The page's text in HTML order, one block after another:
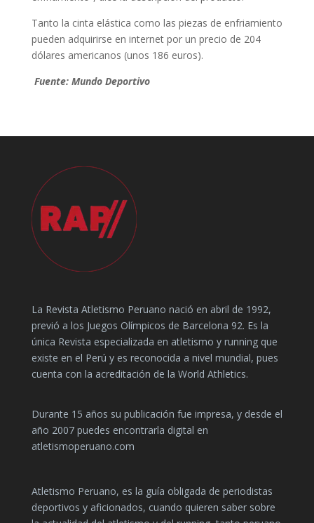
Tanto la cinta elástica como las piezas de enfriamiento
pueden adquirirse en internet por un precio de 204
dólares americanos (unos 186 euros).
Fuente: Mundo Deportivo
La Revista Atletismo Peruano nació en abril de 1992,
previó a los Juegos Olímpicos de Barcelona 92. Es la
única Revista especializada en atletismo y running que
existe en el Perú y es reconocida a nivel mundial, pues
cuenta con la acreditación de la World Athletics.
Durante 15 años su publicación fue impresa, y desde el
año 2007 puedes encontrarla digital en
atletismoperuano.com
Atletismo Peruano, es la guía obligada de periodistas
deportivos y aficionados, cuando quieren saber sobre